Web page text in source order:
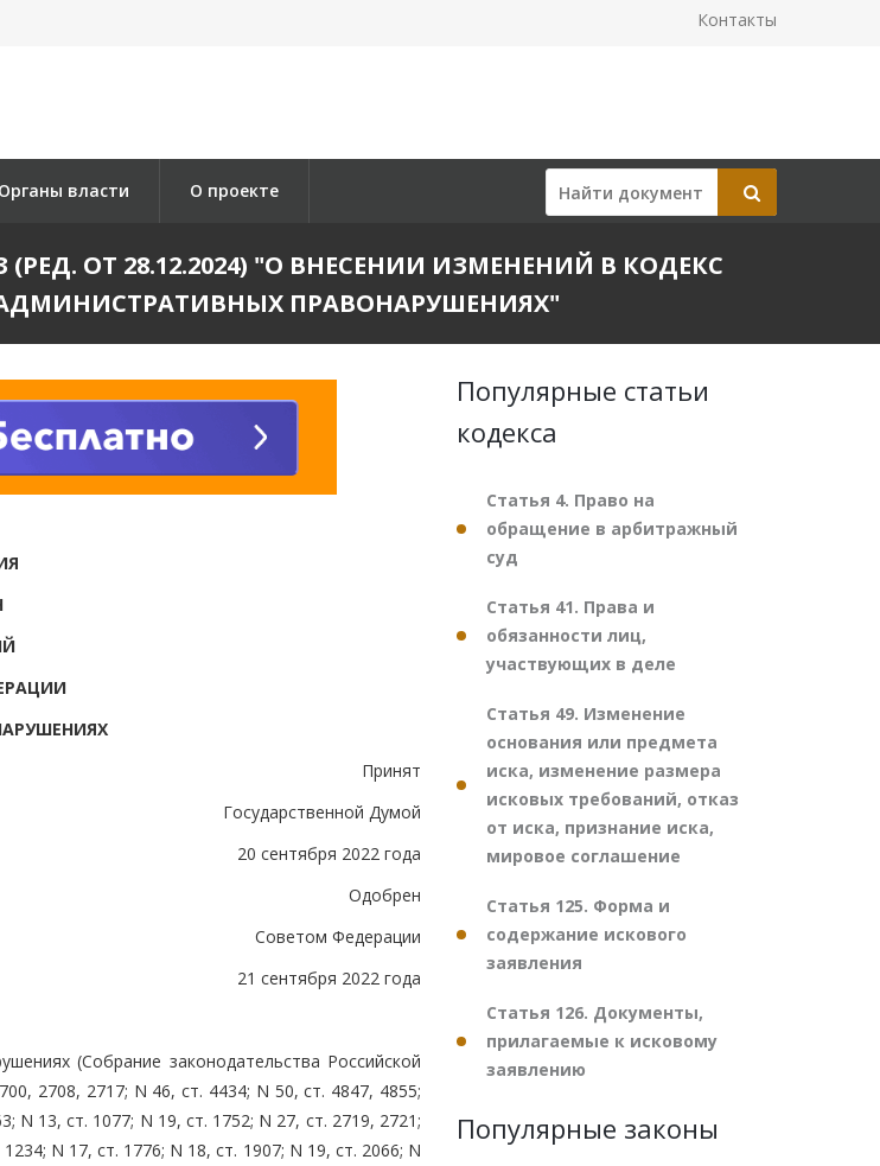
Контакты
Органы власти О проекте
(РЕД. ОТ 28.12.2024) "О ВНЕСЕНИИ ИЗМЕНЕНИЙ В КОДЕКС
ПРАВОНАРУШЕНИЯХ"
Принят
Государственной Думой
20 сентября 2022 года
Одобрен
Советом Федерации
21 сентября 2022 года
(Собрание законодательства Российской
2708, 2717; N 46, ст. 4434; N 50, ст. 4847, 4855;
N 13, ст. 1077; N 19, ст. 1752; N 27, ст. 2719, 2721;
N 17, ст. 1776; N 18, ст. 1907; N 19, ст. 2066; N
Популярные статьи
кодекса
Статья 4. Право на
обращение в арбитражный
суд
Статья 41. Права и
обязанности лиц,
участвующих в деле
Статья 49. Изменение
основания или предмета
иска, изменение размера
исковых требований, отказ
от иска, признание иска,
мировое соглашение
Статья 125. Форма и
содержание искового
заявления
Статья 126. Документы,
прилагаемые к исковому
заявлению
Популярные законы